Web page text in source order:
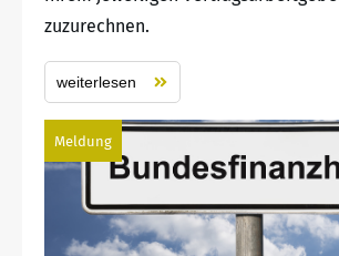
zuzurechnen.
weiterlesen
Meldung